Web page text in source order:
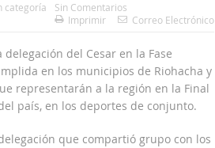
categoría
Sin Comentarios
Imprimir
Correo Electrónico
del Cesar en la Fase
en los municipios de Riohacha y
representarán a la región en la Final
país, en los deportes de conjunto.
que compartió grupo con los